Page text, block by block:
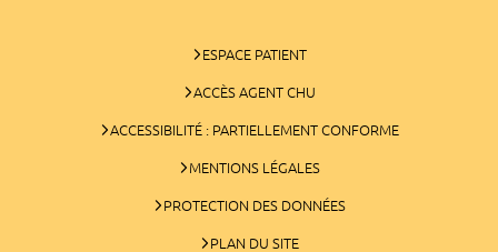
ESPACE PATIENT
ACCÈS AGENT CHU
ACCESSIBILITÉ : PARTIELLEMENT CONFORME
MENTIONS LÉGALES
PROTECTION DES DONNÉES
PLAN DU SITE